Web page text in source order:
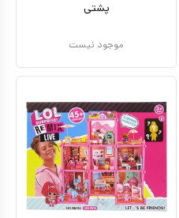
پشتی
موجود نیست